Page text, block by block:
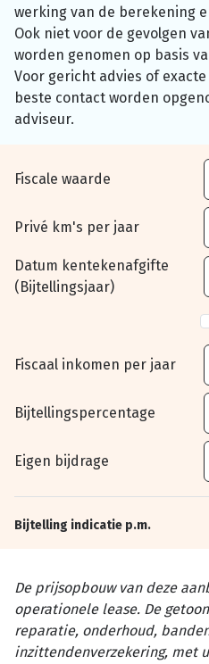
werking van de berekening
Ook niet voor de gevolgen
worden genomen op basis
Voor gericht advies of
beste contact worden
adviseur.
Fiscale waarde
Privé km's per jaar
Datum kentekenafgifte
(Bijtellingsjaar)
Fiscaal inkomen per jaar
Bijtellingspercentage
Eigen bijdrage
Bijtelling indicatie p.m.
De prijsopbouw van deze
operationele lease. De
reparatie, onderhoud,
inzittendenverzekering, met